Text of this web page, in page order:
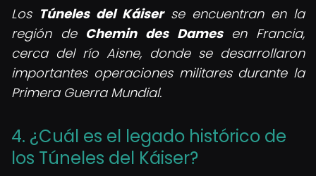
Los Túneles del Káiserse encuentran en la
región de Chemin des Damesen Francia,
cerca del río Aisne, donde se desarrollaron
importantes operaciones militares durante la
Primera Guerra Mundial.
4. ¿Cuál es el legado histórico de
los Túneles del Káiser?